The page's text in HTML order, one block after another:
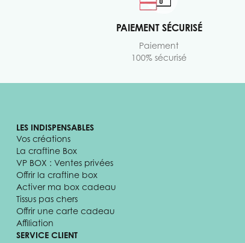
PAIEMENT SÉCURISÉ
Paiement
100% sécurisé
LES INDISPENSABLES
Vos créations
La craftine Box
VP BOX : Ventes privées
Offrir la craftine box
Activer ma box cadeau
Tissus pas chers
Offrir une carte cadeau
Affiliation
SERVICE CLIENT